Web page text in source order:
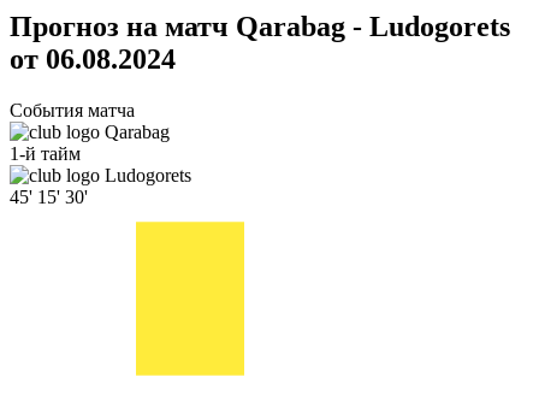
Прогноз на матч Qarabag - Ludogorets
от 06.08.2024
События матча
Qarabag
1-й тайм
Ludogorets
45' 15' 30'